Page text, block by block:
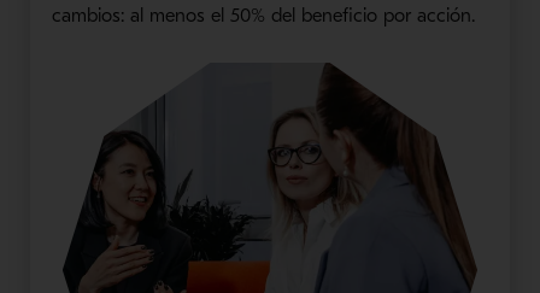
cambios: al menos el 50% del beneficio por acción.